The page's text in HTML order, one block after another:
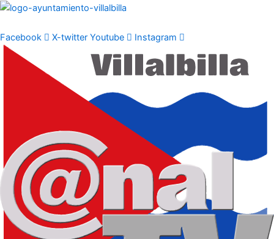
Ir
contenido
Facebook X-twitter Youtube Instagram